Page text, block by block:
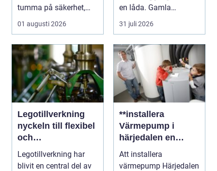
tumma på säkerhet,
trivsel eller hållbarhe...
01 augusti 2026
en låda. Gamla
smycken, ärvda
föremål el...
31 juli 2026
Legotillverkning
nyckeln till flexibel
och
kostnadseffektiv
produktion
Legotillverkning har
blivit en central del av
**installera
Värmepump i
härjedalen en
hållbar
framtidslösning**
Att installera
värmepump Härjedalen